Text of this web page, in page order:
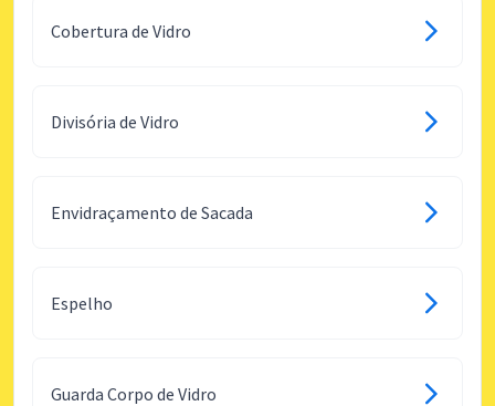
Cobertura de Vidro
Divisória de Vidro
Envidraçamento de Sacada
Espelho
Guarda Corpo de Vidro